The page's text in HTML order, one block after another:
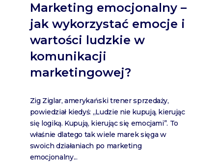
Marketing emocjonalny –
jak wykorzystać emocje i
wartości ludzkie w
komunikacji
marketingowej?
Zig Ziglar, amerykański trener sprzedaży,
powiedział kiedyś: „Ludzie nie kupują, kierując
się logiką. Kupują, kierując się emocjami”. To
właśnie dlatego tak wiele marek sięga w
swoich działaniach po marketing
emocjonalny...